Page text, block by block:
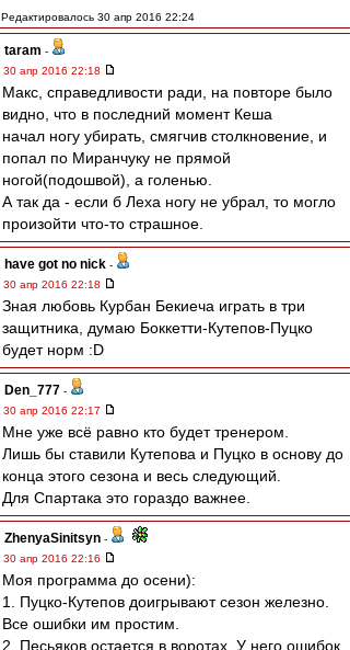
Редактировалось 30 апр 2016 22:24
taram -
30 апр 2016 22:18
Макс, справедливости ради, на повторе было
видно, что в последний момент Кеша
начал ногу убирать, смягчив столкновение, и
попал по Миранчуку не прямой
ногой(подошвой), а голенью.
А так да - если б Леха ногу не убрал, то могло
произойти что-то страшное.
have got no nick -
30 апр 2016 22:18
Зная любовь Курбан Бекиеча играть в три
защитника, думаю Боккетти-Кутепов-Пуцко
будет норм :D
Den_777 -
30 апр 2016 22:17
Мне уже всё равно кто будет тренером.
Лишь бы ставили Кутепова и Пуцко в основу до
конца этого сезона и весь следующий.
Для Спартака это гораздо важнее.
ZhenyaSinitsyn -
30 апр 2016 22:16
Моя программа до осени):
1. Пуцко-Кутепов доигрывают сезон железно.
Все ошибки им простим.
2. Песьяков остается в воротах. У него ошибок